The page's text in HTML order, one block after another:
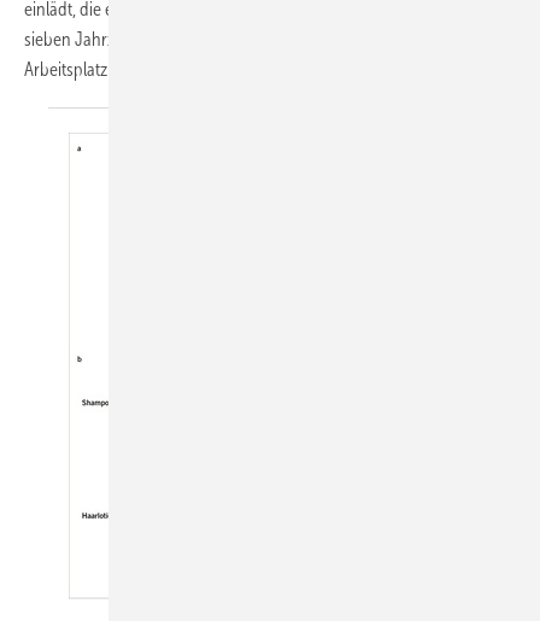
einlädt, die essenzielle Arbeit dieser Institution zu würdigen, die seit
sieben Jahrzehnten maßgeblich zur Gesundheit und Sicherheit am
Arbeitsplatz in Deutschland